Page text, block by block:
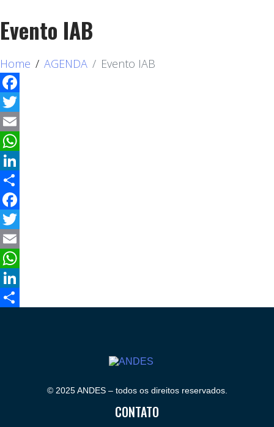
Evento IAB
Home AGENDA Evento IAB
Facebook
Twitter
Email
WhatsApp
LinkedIn
Compartilhar
Facebook
Twitter
Email
WhatsApp
LinkedIn
© 2025 ANDES – todos os direitos reservados.
CONTATO